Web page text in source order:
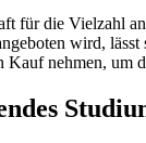
für die Vielzahl
wird,
nehmen, um